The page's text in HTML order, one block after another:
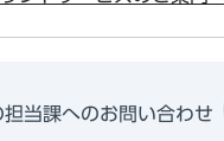
担当課へのお問い合わせ